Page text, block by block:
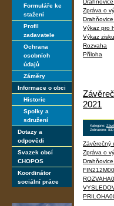
Formuláře ke
stažení
Profil
zadavatele
Ochrana
osobních
údajů
Záměry
Informace o obci
Historie
Spolky a
sdružení
Dotazy a
odpovědi
Svazek obcí
CHOPOS
Koordinátor
sociální práce
Zpráva o
Výkaz pro
Výkaz
Rozvaha
Příloha
2021
Kategorie:
Zobrazeno: 830
Závěrečný
Zpráva o